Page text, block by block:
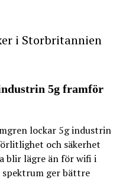
i Storbritannien
5g framför
lockar 5g industrin
och säkerhet
blir lägre än för wifi i
ger bättre